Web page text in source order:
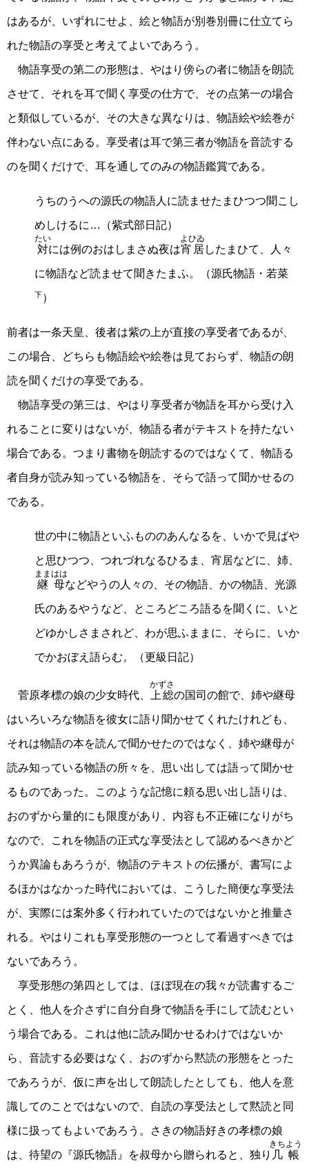
はあるが、いずれにせよ、絵と物語が別巻別冊に仕立てら
れた物語の享受と考えてよいであろう。
物語享受の第二の形態は、やはり傍らの者に物語を朗読
させて、それを耳で聞く享受の仕方で、その点第一の場合
と類似しているが、その大きな異なりは、物語絵や絵巻が
伴わない点にある。享受者は耳で第三者が物語を音読する
のを聞くだけで、耳を通してのみの物語鑑賞である。
うちのうへの源氏の物語人に読ませたまひつつ聞こし
めしけるに…（紫式部日記）
対
たい
には例のおはしまさぬ夜は宵居
よひゐ
したまひて、人々
に物語など読ませて聞きたまふ。（源氏物語・若菜
下）
前者は一条天皇、後者は紫の上が直接の享受者であるが、
この場合、どちらも物語絵や絵巻は見ておらず、物語の朗
読を聞くだけの享受である。
物語享受の第三は、やはり享受者が物語を耳から受け入
れることに変りはないが、物語る者がテキストを持たない
場合である。つまり書物を朗読するのではなくて、物語る
者自身が読み知っている物語を、そらで語って聞かせるの
である。
世の中に物語といふもののあんなるを、いかで見ばや
と思ひつつ、つれづれなるひるま、宵居などに、姉、
継母
ままはは
などやうの人々の、その物語、かの物語、光源
氏のあるやうなど、ところどころ語るを聞くに、いと
どゆかしさまされど、わが思ふままに、そらに、いか
でかおぼえ語らむ。（更級日記）
菅原孝標の娘の少女時代、 上総
かずさ
の国司の館で、姉や継母
はいろいろな物語を彼女に語り聞かせてくれたけれども、
それは物語の本を読んで聞かせたのではなく、姉や継母が
読み知っている物語の所々を、思い出しては語って聞かせ
るものであった。このような記憶に頼る思い出し語りは、
おのずから量的にも限度があり、内容も不正確になりがち
なので、これを物語の正式な享受法として認めるべきかど
うか異論もあろうが、物語のテキストの伝播が、書写によ
るほかはなかった時代においては、こうした簡便な享受法
が、実際には案外多く行われていたのではないかと推量さ
れる。やはりこれも享受形態の一つとして看過すべきでは
ないであろう。
享受形態の第四としては、ほぼ現在の我々が読書するご
とく、他人を介さずに自分自身で物語を手にして読むとい
う場合である。これは他に読み聞かせるわけではないか
ら、音読する必要はなく、おのずから黙読の形態をとった
であろうが、仮に声を出して朗読したとしても、他人を意
識してのことではないので、自読の享受法として黙読と同
様に扱ってもよいであろう。さきの物語好きの孝標の娘
は、待望の『源氏物語』を叔母から贈られると、独り 几帳
きちよう